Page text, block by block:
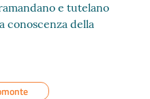
e tutelano
conoscenza della